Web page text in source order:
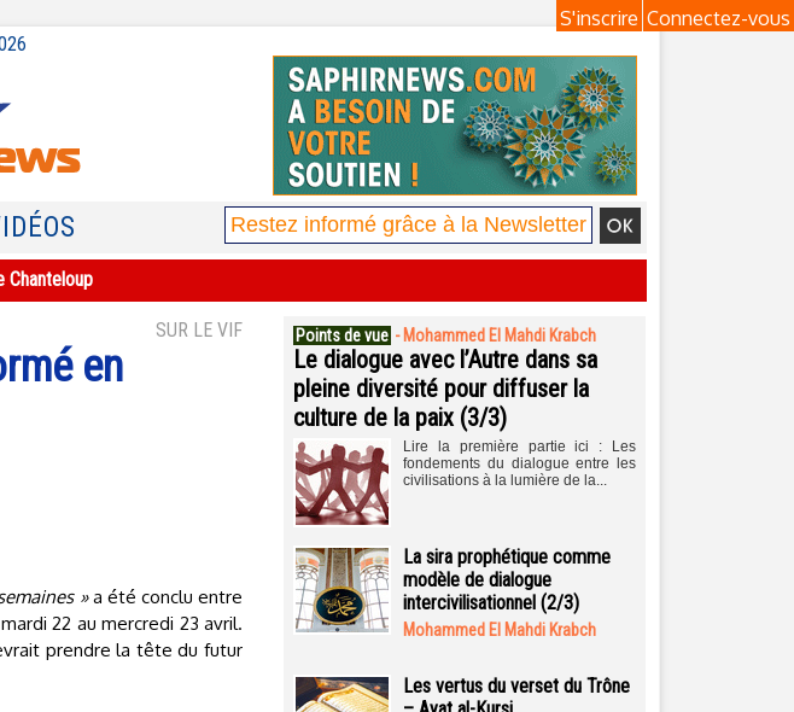
Connectez-vous
S'inscrire
Chanteloup
SUR LE VIF
en
»a été conclu entre
22 au mercredi 23 avril.
prendre la tête du futur
Points de vue - Mohammed El Mahdi Krabch
Le dialogue avec l’Autre dans sa
pleine diversité pour diffuser la
culture de la paix (3/3)
Lire la première partie ici : Les
fondements du dialogue entre les
civilisations à la lumière de la...
La sira prophétique comme
modèle de dialogue
intercivilisationnel (2/3)
Mohammed El Mahdi Krabch
Les vertus du verset du Trône